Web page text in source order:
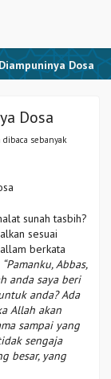
Dosa
Dosa
dibaca sebanyak
sunah tasbih?
sesuai
berkata
“Pamanku, Abbas,
anda saya beri
anda? Ada
Allah akan
sampai yang
sengaja
besar, yang